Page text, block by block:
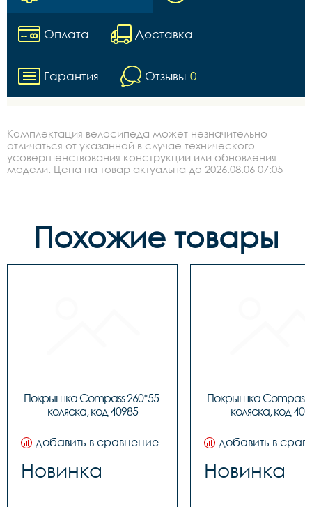
Оплата Доставка
Гарантия Отзывы 0
Комплектация велосипеда может незначительно
отличаться от указанной в случае технического
усовершенствования конструкции или обновления
модели. Цена на товар актуальна до 2026.08.06 07:05
Похожие товары
Покрышка Compass 260*55
коляска, код 40985
добавить в сравнение
Новинка
Покрышка Compass
коляска, код
добавить в
Новинка